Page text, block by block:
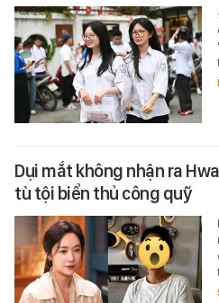
Dụi mắt không nhận ra
tù tội biển thủ công quỹ